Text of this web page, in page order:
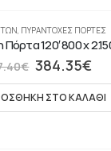
, ΠΥΡΆΝΤΟΧΕΣ ΠΌΡΤΕΣ
120′ 800 x
€ 384.35€
ΣΤΟ ΚΑΛΆΘΙ